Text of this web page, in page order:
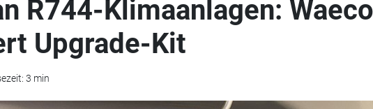
R744-Klimaanlagen: Waeco
Upgrade-Kit
3 min